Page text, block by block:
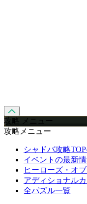
攻略 メニュー
攻略メニュー
シャドバ攻略
イベントの最新
ヒーローズ・オ
アディショナル
全パズル一覧